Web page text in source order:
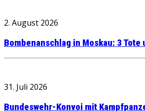
2. August 2026
Bombenanschlag in Moskau: 3
31. Juli 2026
Bundeswehr-Konvoi mit